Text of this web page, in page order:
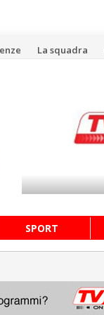
La squadra
SPORT